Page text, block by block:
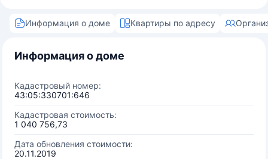
Информация о доме Квартиры по адресу
Информация о доме
Кадастровый номер:
43:05:330701:646
Кадастровая стоимость:
1 040 756,73
Дата обновления стоимости:
20.11.2019